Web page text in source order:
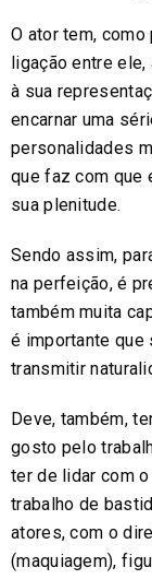
O ator tem,
ligação entre
à sua
encarnar uma
personalidades
que faz com que
sua plenitude.
Sendo assim,
na perfeição, é
também muita
é importante que
transmitir
Deve, também,
gosto pelo
ter de lidar com
trabalho de
atores, com o
(maquiagem),